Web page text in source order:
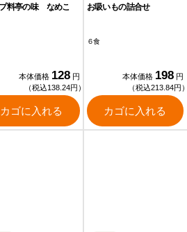
料亭の味 なめこ
本体価格 128 円
（税込138.24円）
カゴに入れる
お吸いもの詰合せ
６食
本体価格 198 円
（税込213.84円
カゴに入れる